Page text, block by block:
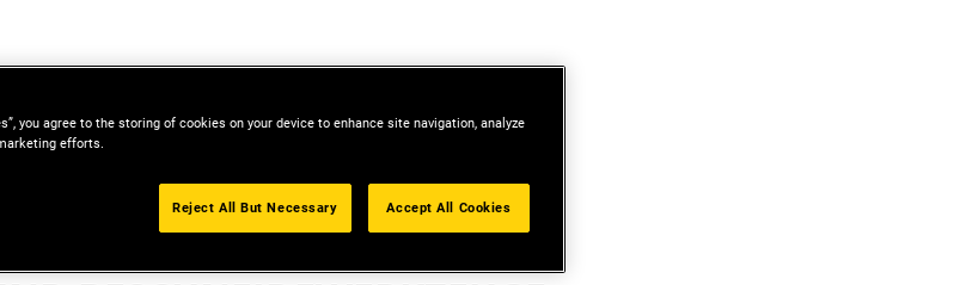
you agree to the storing of cookies on your device to enhance site navigation, analyze
efforts.
Reject All But Necessary Accept All Cookies